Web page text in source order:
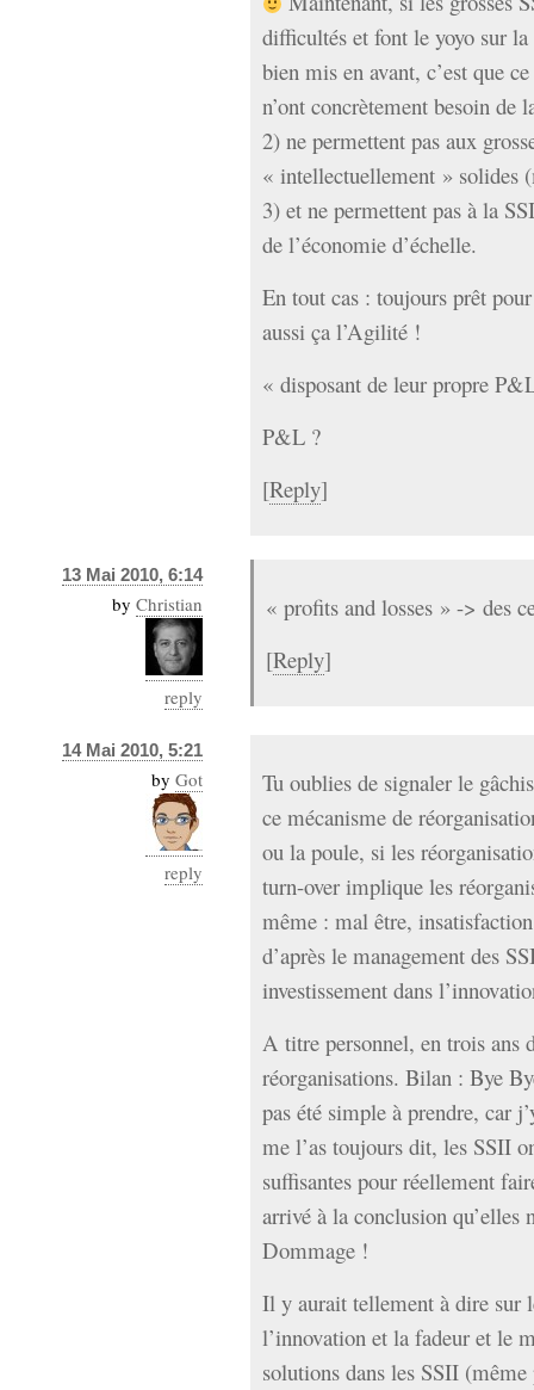
difficultés et font le yoyo sur la
bien mis en avant, c’est que
n’ont concrètement besoin de
2) ne permettent pas aux
« intellectuellement » solides
3) et ne permettent pas à la
de l’économie d’échelle.
En tout cas : toujours prêt
aussi ça l’Agilité !
« disposant de leur propre
P&L ?
[Reply]
13 Mai 2010, 6:14
by Christian
reply
« profits and losses » -> des
[Reply]
14 Mai 2010, 5:21
by Got
reply
Tu oublies de signaler le
ce mécanisme de
ou la poule, si les
turn-over implique les
même : mal être,
d’après le management des
investissement dans
A titre personnel, en trois ans
réorganisations. Bilan : Bye
pas été simple à prendre, car
me l’as toujours dit, les SSII
suffisantes pour réellement
arrivé à la conclusion qu’elles
Dommage !
Il y aurait tellement à dire sur
l’innovation et la fadeur et le
solutions dans les SSII